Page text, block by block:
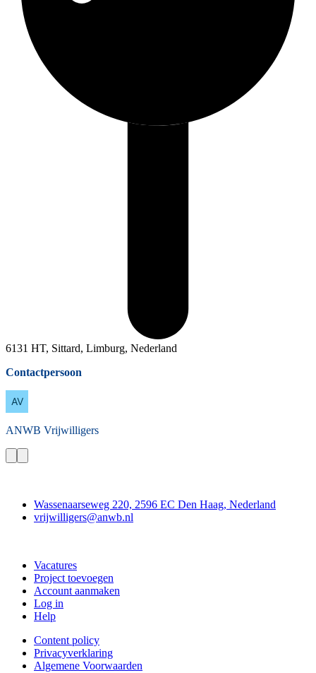
6131 HT, Sittard, Limburg, Nederland
Contactpersoon
ANWB Vrijwilligers
Wassenaarseweg 220, 2596 EC Den Haag, Nederland
vrijwilligers@anwb.nl
Vacatures
Project toevoegen
Account aanmaken
Log in
Help
Content policy
Privacyverklaring
Algemene Voorwaarden